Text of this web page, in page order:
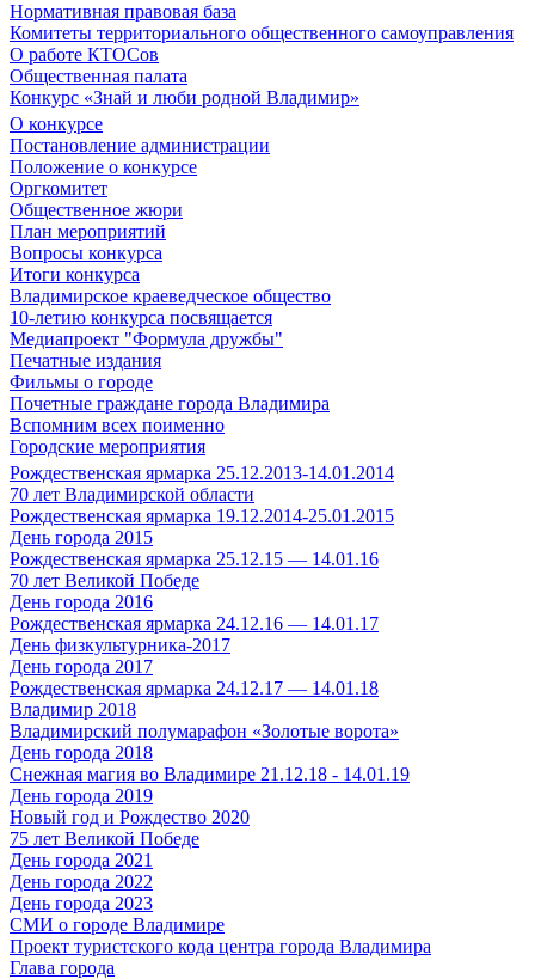
Нормативная правовая база
Комитеты территориального общественного самоуправления
О работе КТОСов
Общественная палата
Конкурс «Знай и люби родной Владимир»
О конкурсе
Постановление администрации
Положение о конкурсе
Оргкомитет
Общественное жюри
План мероприятий
Вопросы конкурса
Итоги конкурса
Владимирское краеведческое общество
10-летию конкурса посвящается
Медиапроект "Формула дружбы"
Печатные издания
Фильмы о городе
Почетные граждане города Владимира
Вспомним всех поименно
Городские мероприятия
Рождественская ярмарка 25.12.2013-14.01.2014
70 лет Владимирской области
Рождественская ярмарка 19.12.2014-25.01.2015
День города 2015
Рождественская ярмарка 25.12.15 — 14.01.16
70 лет Великой Победе
День города 2016
Рождественская ярмарка 24.12.16 — 14.01.17
День физкультурника-2017
День города 2017
Рождественская ярмарка 24.12.17 — 14.01.18
Владимир 2018
Владимирский полумарафон «Золотые ворота»
День города 2018
Снежная магия во Владимире 21.12.18 - 14.01.19
День города 2019
Новый год и Рождество 2020
75 лет Великой Победе
День города 2021
День города 2022
День города 2023
СМИ о городе Владимире
Проект туристского кода центра города Владимира
Глава города